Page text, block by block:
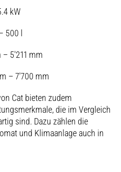
kW
500 l
5'211 mm
– 7'700 mm
Cat bieten zudem
die im Vergleich
sind. Dazu zählen die
und Klimaanlage auch in